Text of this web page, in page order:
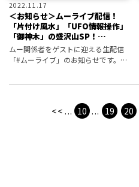
2022.11.17
＜お知らせ＞ムーライブ配信！
「片付け風水」「UFO情報操作」
「御神木」の盛沢山SP！
2022.11.23
ムー関係者をゲストに迎える生配信
「#ムーライブ」のお知らせです。
<< ... 10 ... 19 20